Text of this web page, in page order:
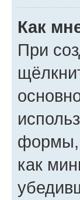
Как
При
формы,
как